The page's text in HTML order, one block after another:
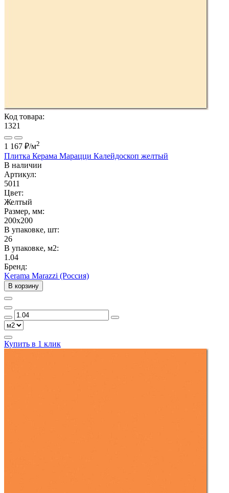
Код товара:
1321
1 167 ₽/м2
Плитка Керама Марацци Калейдоскоп желтый
В наличии
Артикул:
5011
Цвет:
Желтый
Размер, мм:
200x200
В упаковке, шт:
26
В упаковке, м2:
1.04
Бренд:
Kerama Marazzi (Россия)
В корзину
Купить в 1 клик